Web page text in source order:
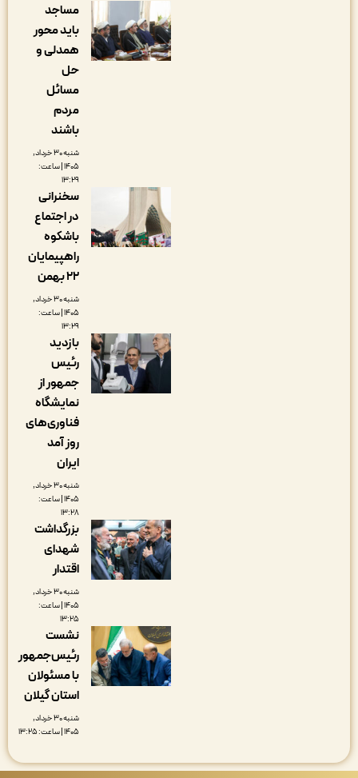
مساجد
باید محور
همدلی و
شنبه ۳۰ خرداد,
۱۴۰۵ | ساعت:
سخنرانی
در اجتماع
باشکوه
راهپیمایان
شنبه ۳۰ خرداد,
۱۴۰۵ | ساعت:
بازدید
رئیس
جمهور از
نمایشگاه
فناوری‌های
شنبه ۳۰ خرداد,
۱۴۰۵ | ساعت:
بزرگداشت
شهدای
اقتدار
شنبه ۳۰ خرداد,
۱۴۰۵ | ساعت:
نشست
رئیس‌جمهور
با مسئولان
استان گیلان
شنبه ۳۰ خرداد,